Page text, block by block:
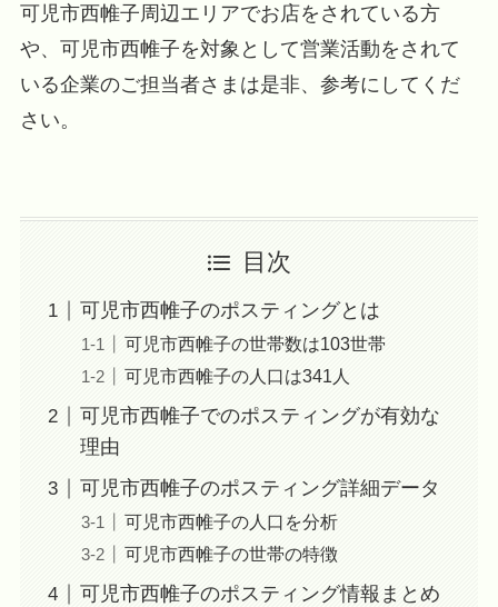
可児市西帷子周辺エリアでお店をされている方
や、可児市西帷子を対象として営業活動をされて
いる企業のご担当者さまは是非、参考にしてくだ
さい。
目次
可児市西帷子のポスティングとは
可児市西帷子の世帯数は103世帯
可児市西帷子の人口は341人
可児市西帷子でのポスティングが有効な
理由
可児市西帷子のポスティング詳細データ
可児市西帷子の人口を分析
可児市西帷子の世帯の特徴
可児市西帷子のポスティング情報まとめ